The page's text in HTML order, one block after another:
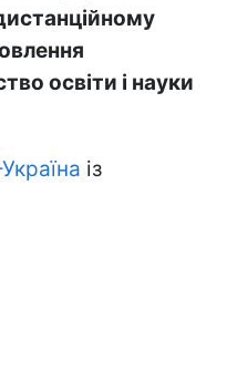
освіти і науки
із